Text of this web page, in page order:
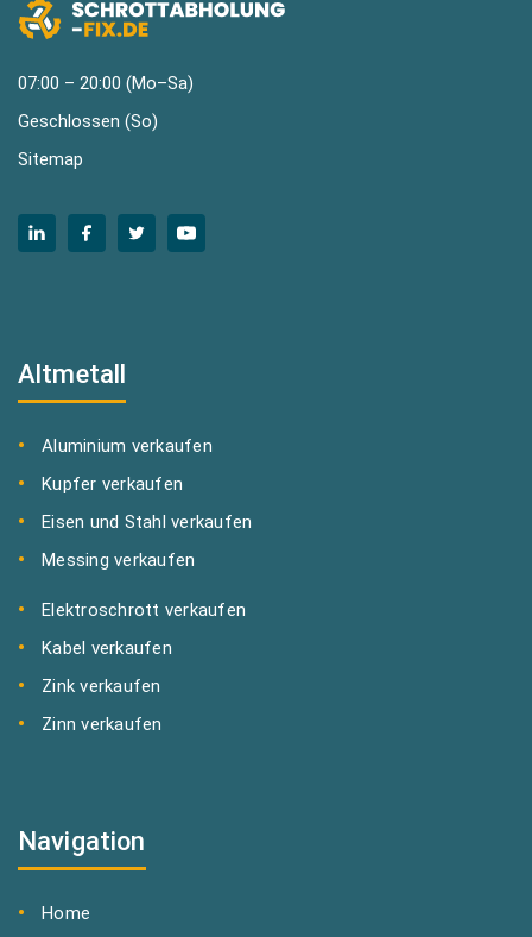
07:00 – 20:00 (Mo–Sa)
Geschlossen (So)
Sitemap
Altmetall
Aluminium verkaufen
Kupfer verkaufen
Eisen und Stahl verkaufen
Messing verkaufen
Elektroschrott verkaufen
Kabel verkaufen
Zink verkaufen
Zinn verkaufen
Navigation
Home